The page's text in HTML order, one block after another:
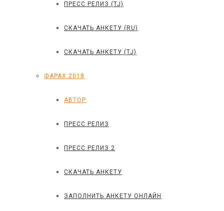
ПРЕСС РЕЛИЗ (TJ)
СКАЧАТЬ АНКЕТУ (RU)
СКАЧАТЬ АНКЕТУ (TJ)
ФАРАХ 2018
АВТОР
ПРЕСС РЕЛИЗ
ПРЕСС РЕЛИЗ 2
СКАЧАТЬ АНКЕТУ
ЗАПОЛНИТЬ АНКЕТУ ОНЛАЙН